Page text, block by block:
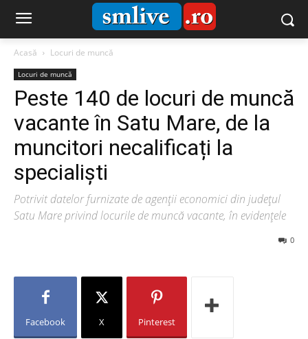
Acasă Locuri de muncă
Locuri de muncă
Peste 140 de locuri de muncă
vacante în Satu Mare, de la
muncitori necalificați la
specialiști
Potrivit datelor furnizate de agenții economici din județul
Satu Mare privind locurile de muncă vacante, în evidențele
0
Facebook X Pinterest